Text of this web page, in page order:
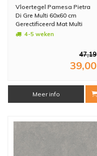
Vloertegel Pamesa Pietra
Di Gre Multi 60x60 cm
Gerectificeerd Mat Multi
(Prijs Per M2)
4-5 weken
47,19
39,00
Meer info